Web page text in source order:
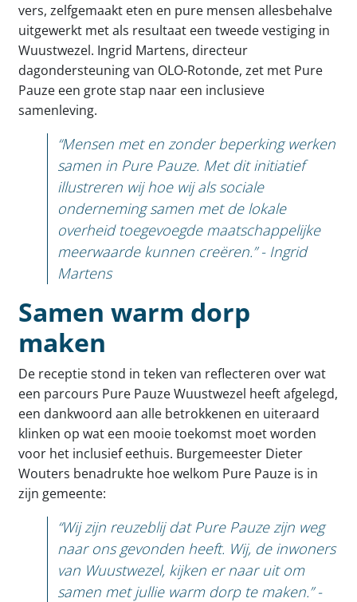
vers, zelfgemaakt eten en pure mensen allesbehalve
uitgewerkt met als resultaat een tweede vestiging in
Wuustwezel. Ingrid Martens, directeur
dagondersteuning van OLO-Rotonde, zet met Pure
Pauze een grote stap naar een inclusieve
samenleving.
“Mensen met en zonder beperking werken
samen in Pure Pauze. Met dit initiatief
illustreren wij hoe wij als sociale
onderneming samen met de lokale
overheid toegevoegde maatschappelijke
meerwaarde kunnen creëren.” - Ingrid
Martens
Samen warm dorp
maken
De receptie stond in teken van reflecteren over wat
een parcours Pure Pauze Wuustwezel heeft afgelegd,
een dankwoord aan alle betrokkenen en uiteraard
klinken op wat een mooie toekomst moet worden
voor het inclusief eethuis. Burgemeester Dieter
Wouters benadrukte hoe welkom Pure Pauze is in
zijn gemeente:
“Wij zijn reuzeblij dat Pure Pauze zijn weg
naar ons gevonden heeft. Wij, de inwoners
van Wuustwezel, kijken er naar uit om
samen met jullie warm dorp te maken.” -